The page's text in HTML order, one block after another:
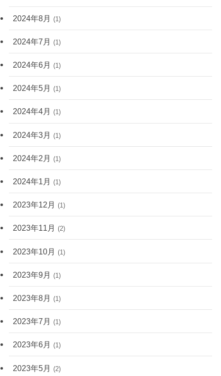
2024年8月 (1)
2024年7月 (1)
2024年6月 (1)
2024年5月 (1)
2024年4月 (1)
2024年3月 (1)
2024年2月 (1)
2024年1月 (1)
2023年12月 (1)
2023年11月 (2)
2023年10月 (1)
2023年9月 (1)
2023年8月 (1)
2023年7月 (1)
2023年6月 (1)
2023年5月 (2)